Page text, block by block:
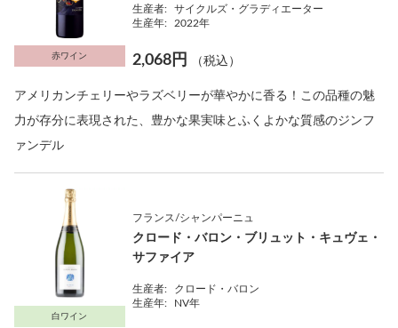
赤ワイン
生産者:
サイクルズ・グラディエーター
生産年:
2022年
2,068円 （税込）
アメリカンチェリーやラズベリーが華やかに香る！この品種の魅
力が存分に表現された、豊かな果実味とふくよかな質感のジンフ
ァンデル
白ワイン
フランス/シャンパーニュ
クロード・バロン・ブリュット・キュヴェ・
サファイア
生産者:
クロード・バロン
生産年:
NV年